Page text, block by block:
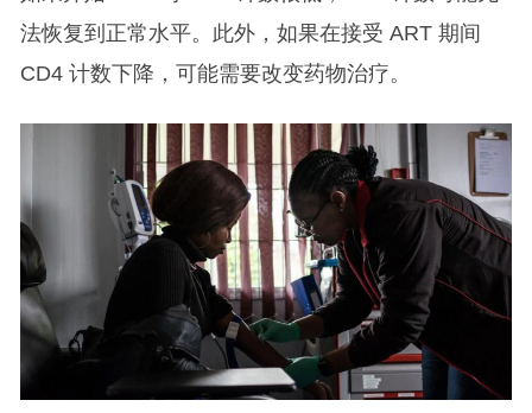
法恢复到正常水平。此外，如果在接受 ART 期间
CD4 计数下降，可能需要改变药物治疗。